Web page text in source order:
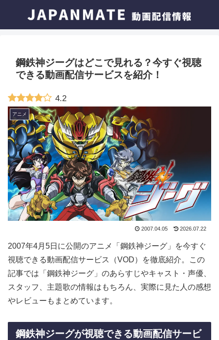
鋼鉄神ジーグはどこで見れる？今すぐ視聴
できる動画配信サービスを紹介！
4.2
アニメ
2007.04.05 2026.07.22
2007年4月5日に公開のアニメ「鋼鉄神ジーグ」を今すぐ
視聴できる動画配信サービス（VOD）を徹底紹介。この
記事では「鋼鉄神ジーグ」のあらすじやキャスト・声優、
スタッフ、主題歌の情報はもちろん、実際に見た人の感想
やレビューもまとめています。
鋼鉄神ジーグが視聴できる動画配信サービ